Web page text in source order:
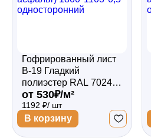
Гофрированный лист
В-19 Гладкий
полиэстер RAL 7024
(Мокрый асфальт)
1800*1103*0,5
односторонний
от 530₽/м²
1192 ₽/ шт
В корзину